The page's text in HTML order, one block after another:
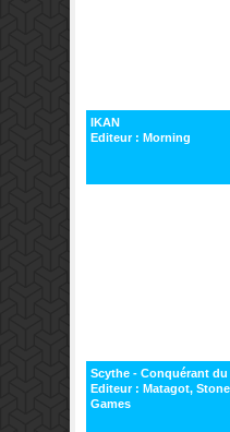
IKAN
Editeur : Morning
Scythe - Conquérant
Editeur : Matagot,
Games